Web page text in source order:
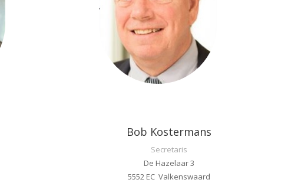
Bob Kostermans
Secretaris
De Hazelaar 3
5552 EC Valkenswaard